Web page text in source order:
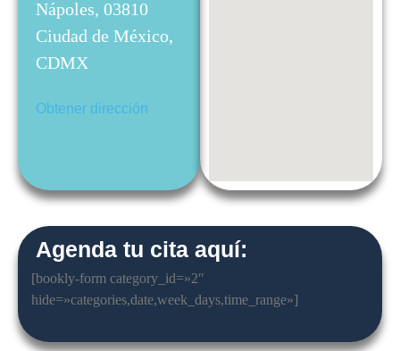
Nápoles, 03810
Ciudad de México,
CDMX
Obtener dirección
Agenda tu cita aquí:
[bookly-form category_id=»2″
hide=»categories,date,week_days,time_range»]